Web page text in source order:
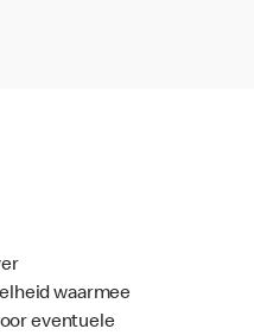
waarmee
eventuele